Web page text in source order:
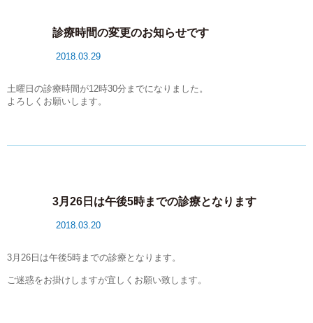
診療時間の変更のお知らせです
2018.03.29
土曜日の診療時間が12時30分までになりました。
よろしくお願いします。
3月26日は午後5時までの診療となります
2018.03.20
3月26日は午後5時までの診療となります。
ご迷惑をお掛けしますが宜しくお願い致します。